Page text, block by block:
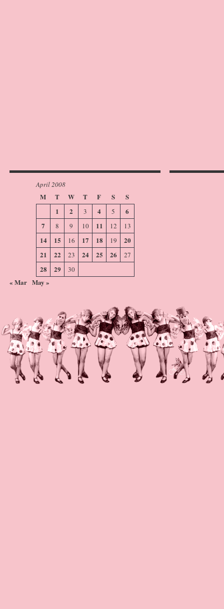
April 2008
M T W T F S
S
1
2 3 4 5
6
7
8 9 10 11 12 13
14 15 16 17 18 19
20
21
22 23 24 25 26 27
28 29 30
« Mar May »